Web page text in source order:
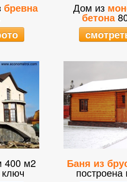
бревна Дом из
бетона
400 м2 Баня из